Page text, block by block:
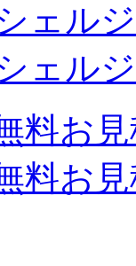
ェル
ェル
料お
料お